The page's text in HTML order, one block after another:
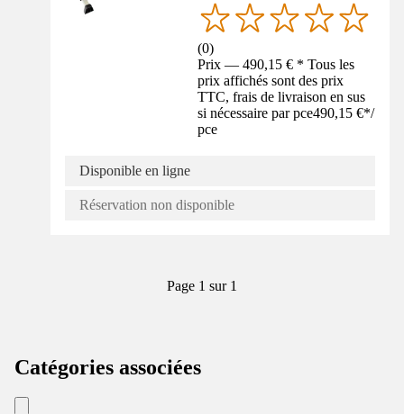
(0)
Prix — 490,15 € * Tous les
prix affichés sont des prix
TTC, frais de livraison en sus
si nécessaire par pce490,15 €*/
pce
Disponible en ligne
Réservation non disponible
Page 1 sur 1
Catégories associées